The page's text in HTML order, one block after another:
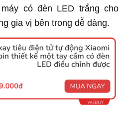
có đèn LED trắng cho
gia vị bên trong dễ dàng.